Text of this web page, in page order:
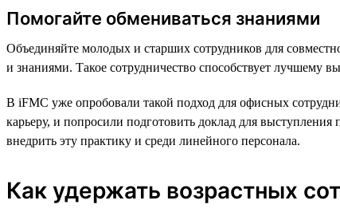
Помогайте обмениваться знаниями
Объединяйте молодых и старших сотрудников для
и знаниями. Такое сотрудничество способствует лучшему
В iFMC уже опробовали такой подход для офисных
карьеру, и попросили подготовить доклад для
внедрить эту практику и среди линейного персонала.
Как удержать возрастных